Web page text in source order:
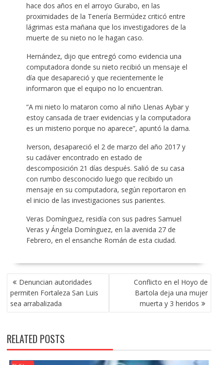
hace dos años en el arroyo Gurabo, en las
proximidades de la Tenería Bermúdez criticó entre
lágrimas esta mañana que los investigadores de la
muerte de su nieto no le hagan caso.
Hernández, dijo que entregó como evidencia una
computadora donde su nieto recibió un mensaje el
día que desapareció y que recientemente le
informaron que el equipo no lo encuentran.
“A mi nieto lo mataron como al niño Llenas Aybar y
estoy cansada de traer evidencias y la computadora
es un misterio porque no aparece”, apuntó la dama.
Iverson, desapareció el 2 de marzo del año 2017 y
su cadáver encontrado en estado de
descomposición 21 días después. Salió de su casa
con rumbo desconocido luego que recibido un
mensaje en su computadora, según reportaron en
el inicio de las investigaciones sus parientes.
Veras Domínguez, residía con sus padres Samuel
Veras y Ángela Domínguez, en la avenida 27 de
Febrero, en el ensanche Román de esta ciudad.
POST
NAVIGATION
Denuncian autoridades
permiten Fortaleza San Luis
sea arrabalizada
Conflicto en el Hoyo de
Bartola deja una mujer
muerta y 3 heridos
RELATED POSTS